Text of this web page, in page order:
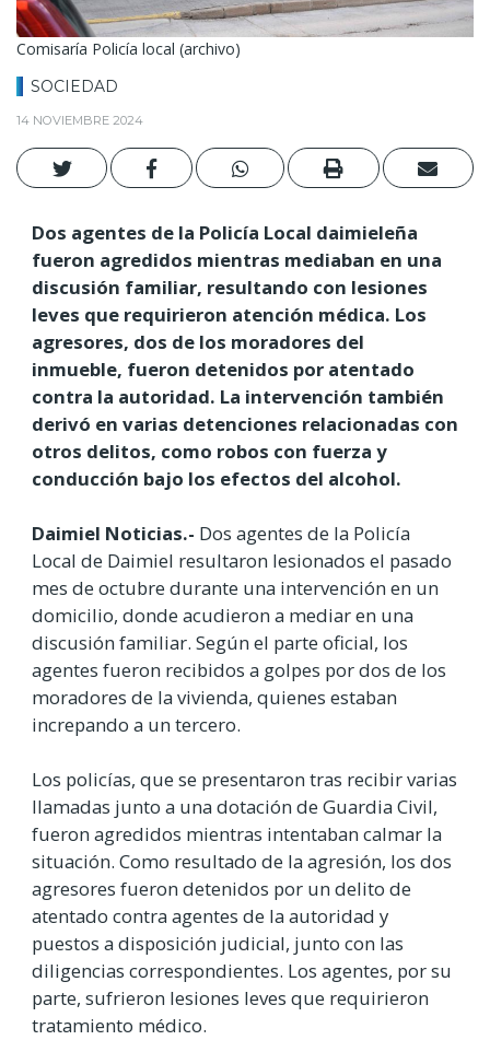
Comisaría Policía local (archivo)
SOCIEDAD
14 NOVIEMBRE 2024
Dos agentes de la Policía Local daimieleña
fueron agredidos mientras mediaban en una
discusión familiar, resultando con lesiones
leves que requirieron atención médica. Los
agresores, dos de los moradores del
inmueble, fueron detenidos por atentado
contra la autoridad. La intervención también
derivó en varias detenciones relacionadas con
otros delitos, como robos con fuerza y
conducción bajo los efectos del alcohol.
Daimiel Noticias.- Dos agentes de la Policía
Local de Daimiel resultaron lesionados el pasado
mes de octubre durante una intervención en un
domicilio, donde acudieron a mediar en una
discusión familiar. Según el parte oficial, los
agentes fueron recibidos a golpes por dos de los
moradores de la vivienda, quienes estaban
increpando a un tercero.
Los policías, que se presentaron tras recibir varias
llamadas junto a una dotación de Guardia Civil,
fueron agredidos mientras intentaban calmar la
situación. Como resultado de la agresión, los dos
agresores fueron detenidos por un delito de
atentado contra agentes de la autoridad y
puestos a disposición judicial, junto con las
diligencias correspondientes. Los agentes, por su
parte, sufrieron lesiones leves que requirieron
tratamiento médico.